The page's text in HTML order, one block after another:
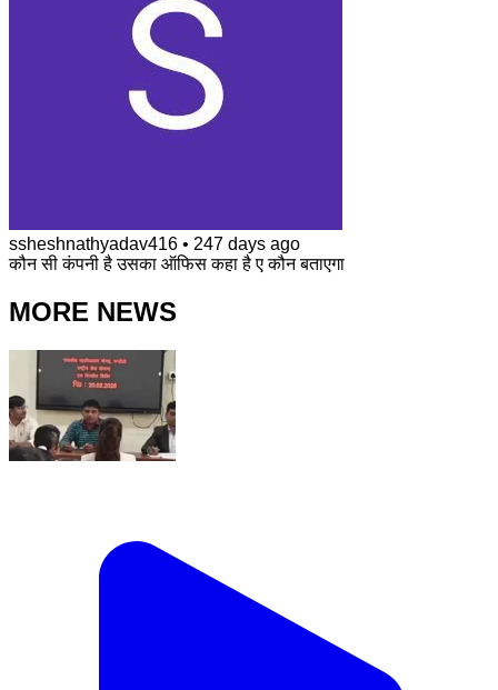
ssheshnathyadav416 • 247 days ago
कौन सी कंपनी है उसका ऑफिस कहा है ए कौन बताएगा
MORE NEWS